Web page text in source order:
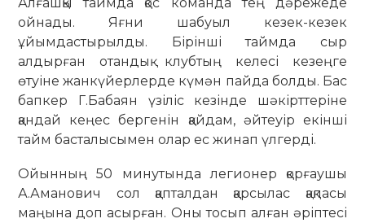
ойнады. Яғни шабуыл кезек-кезек
ұйымдастырылды. Бірінші таймда сыр
алдырған отандық клубтың келесі кезеңге
өтуіне жанкүйерлерде күмән пайда болды. Бас
бапкер Г.Бабаян үзіліс кезінде шәкірттеріне
қандай кеңес бер­генін қайдам, әйтеуір екінші
тайм басталысымен олар ес жинап үлгерді.
Ойынның 50 минутында легионер қорғаушы
А.Ама­нович сол қапталдан қарсылас қақпасы
маңына доп асырған. Оны тосып алған әріптесі